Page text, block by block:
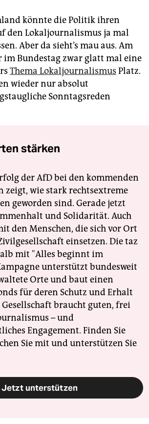
könnte die Politik ihren
den Lokaljournalismus ja mal
Aber da sieht’s mau aus. Am
im Bundestag zwar glatt mal eine
Thema Lokaljournalismus Platz.
wieder nur absolut
Sonntagsreden
stärken
der AfD bei den kommenden
zeigt, wie stark rechtsextreme
geworden sind. Gerade jetzt
und Solidarität. Auch
den Menschen, die sich vor Ort
einsetzen. Die taz
mit "Alles beginnt im
unterstützt bundesweit
Orte und baut einen
für deren Schutz und Erhalt
braucht guten, frei
– und
Engagement. Finden Sie
Sie mit und unterstützen Sie
Jetzt unterstützen